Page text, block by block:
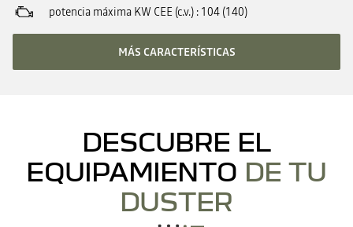
potencia máxima KW CEE (c.v.) 104 (140)
MÁS CARACTERÍSTICAS
DESCUBRE EL
EQUIPAMIENTO DE TU
DUSTER